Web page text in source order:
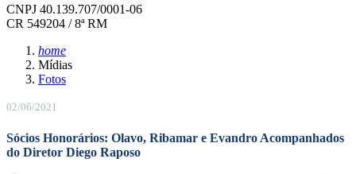
CNPJ 40.139.707/0001-06
CR 549204 / 8ª RM
home
Mídias
Fotos
02/06/2021
Sócios Honorários: Olavo, Ribamar e Evandro Acompanhados
do Diretor Diego Raposo